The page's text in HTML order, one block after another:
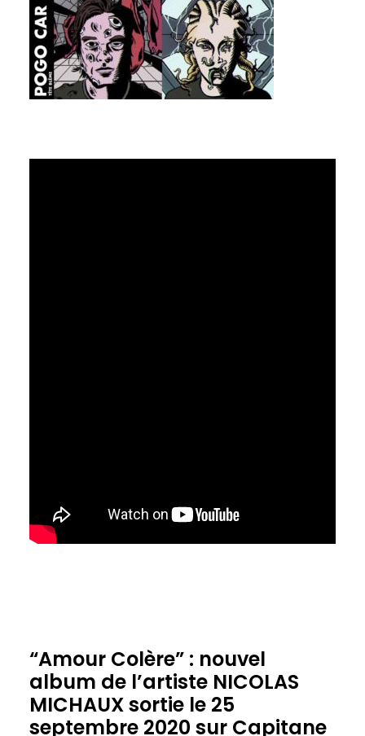
“Amour Colère” : nouvel
album de l’artiste NICOLAS
MICHAUX sortie le 25
septembre 2020 sur Capitane